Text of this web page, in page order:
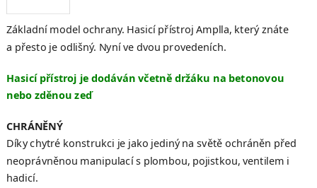
Základní model ochrany. Hasicí přístroj Amplla, který znáte
a přesto je odlišný. Nyní ve dvou provedeních.
Hasicí přístroj je dodáván včetně držáku na betonovou
nebo zděnou zeď
CHRÁNĚNÝ
Díky chytré konstrukci je jako jediný na světě ochráněn před
neoprávněnou manipulací s plombou, pojistkou, ventilem i
hadicí.